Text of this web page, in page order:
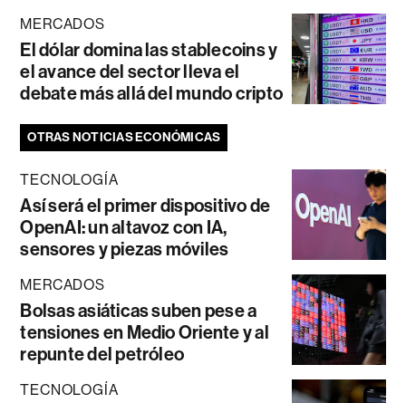
MERCADOS
El dólar domina las stablecoins y
el avance del sector lleva el
debate más allá del mundo cripto
OTRAS NOTICIAS ECONÓMICAS
TECNOLOGÍA
Así será el primer dispositivo de
OpenAI: un altavoz con IA,
sensores y piezas móviles
MERCADOS
Bolsas asiáticas suben pese a
tensiones en Medio Oriente y al
repunte del petróleo
TECNOLOGÍA